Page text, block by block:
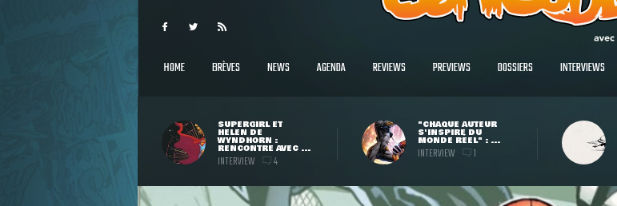
HOME BRÈVES NEWS AGENDA REVIEWS PREVIEWS DOSSIERS INTERVIEWS
SUPERGIRL ET
HELEN DE
WYNDHORN :
RENCONTRE AVEC ...
INTERVIEW 4
"CHAQUE AUTEUR
S'INSPIRE DU
MONDE RÉEL" : ...
INTERVIEW 1